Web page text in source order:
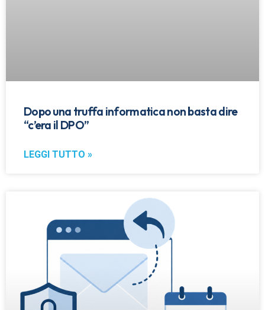
Dopo una truffa informatica non basta dire
“c’era il DPO”
LEGGI TUTTO »